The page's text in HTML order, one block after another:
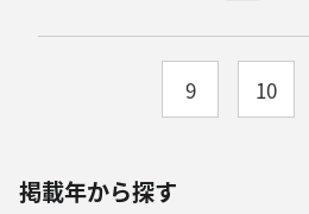
9 10
掲載年から探す